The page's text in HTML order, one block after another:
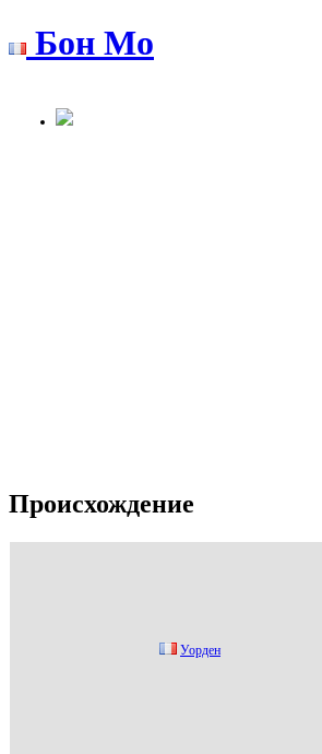
Бoн Мo
Происхождение
Уоpдeн